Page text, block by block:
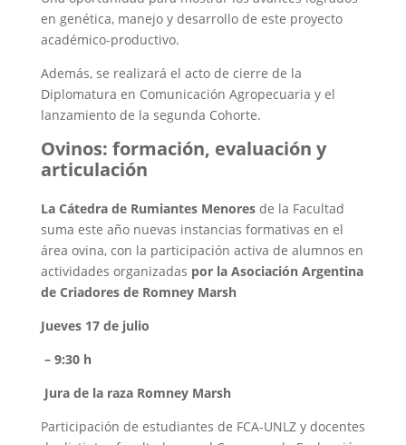
en genética, manejo y desarrollo de este proyecto
académico-productivo.
Además, se realizará el acto de cierre de la
Diplomatura en Comunicación Agropecuaria y el
lanzamiento de la segunda Cohorte.
Ovinos: formación, evaluación y
articulación
La Cátedra de Rumiantes Menores de la Facultad
suma este año nuevas instancias formativas en el
área ovina, con la participación activa de alumnos en
actividades organizadas por la Asociación Argentina
de Criadores de Romney Marsh
Jueves 17 de julio
– 9:30 h
Jura de la raza Romney Marsh
Participación de estudiantes de FCA-UNLZ y docentes